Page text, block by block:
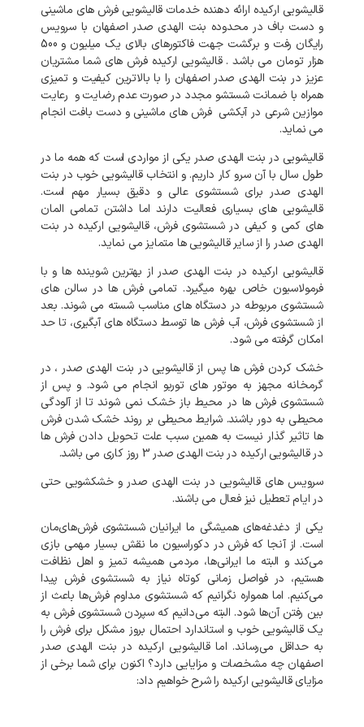
قالیشویی ارکیده ارائه دهنده خدمات قالیشویی فرش های ماشینی
و دست باف در محدوده بنت الهدی صدر اصفهان با سرویس
رایگان رفت و برگشت جهت فاکتورهای بالای یک میلیون و 500
هزار تومان می باشد . قالیشویی ارکیده فرش های شما مشتریان
عزیز در بنت الهدی صدر اصفهان را با بالاترین کیفیت و تمیزی
همراه با ضمانت شستشو مجدد در صورت عدم رضایت و رعایت
موازین شرعی در آبکشی فرش های ماشینی و دست بافت انجام
می نماید.
قالیشویی در بنت الهدی صدر یکی از مواردی است که همه ما در
طول سال با آن سرو کار داریم. و انتخاب قالیشویی خوب در بنت
الهدی صدر برای شستشوی عالی و دقیق بسیار مهم است.
قالیشویی های بسیاری فعالیت دارند اما داشتن تمامی المان
های کمی و کیفی در شستشوی فرش، قالیشویی ارکیده در بنت
الهدی صدر را از سایر قالیشویی ها متمایز می نماید.
قالیشویی ارکیده در بنت الهدی صدر از بهترین شوینده ها و با
فرمولاسیون خاص بهره میگیرد. تمامی فرش ها در سالن های
شستشوی مربوطه در دستگاه های مناسب شسته می شوند. بعد
از شستشوی فرش، آب فرش ها توسط دستگاه های آبگیری، تا حد
امکان گرفته می شود.
خشک کردن فرش ها پس از قالیشویی در بنت الهدی صدر ، در
گرمخانه مجهز به موتور های توربو انجام می شود. و پس از
شستشوی فرش ها در محیط باز خشک نمی شوند تا از آلودگی
محیطی به دور باشند. شرایط محیطی بر روند خشک شدن فرش
ها تاثیر گذار نیست به همین سبب علت تحویل دادن فرش ها
در قالیشویی ارکیده در بنت الهدی صدر 3 روز کاری می باشد.
سرویس های قالیشویی در بنت الهدی صدر و خشکشویی حتی
در ایام تعطیل نیز فعال می باشند.
یکی از دغدغه‌های همیشگی ما ایرانیان شستشوی فرش‌های‌مان
است. از آنجا که فرش در دکوراسیون ما نقش بسیار مهمی بازی
می‌کند و البته ما ایرانی‌ها، مردمی همیشه تمیز و اهل نظافت
هستیم، در فواصل زمانی کوتاه نیاز به شستشوی فرش پیدا
می‌کنیم. اما همواره نگرانیم که شستشوی مداوم فرش‌ها باعث از
بین رفتن آن‌ها شود. البته می‌دانیم که سپردن شستشوی فرش به
یک قالیشویی خوب و استاندارد احتمال بروز مشکل برای فرش را
به‌ حداقل می‌رساند. اما قالیشویی ارکیده در بنت الهدی صدر
اصفهان چه مشخصات و مزایایی دارد؟ اکنون برای شما برخی از
مزایای قالیشویی ارکیده را شرح خواهیم داد: